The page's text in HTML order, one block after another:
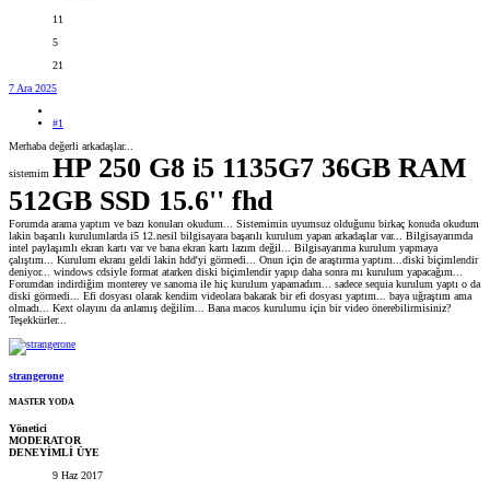
11
5
21
7 Ara 2025
#1
Merhaba değerli arkadaşlar...
sistemim HP 250 G8 i5 1135G7 36GB RAM
512GB SSD 15.6'' fhd
Forumda arama yaptım ve bazı konuları okudum... Sistemimin uyumsuz olduğunu birkaç konuda okudum
lakin başarılı kurulumlarda i5 12.nesil bilgisayara başarılı kurulum yapan arkadaşlar var... Bilgisayarımda
intel paylaşımlı ekran kartı var ve bana ekran kartı lazım değil... Bilgisayarıma kurulum yapmaya
çalıştım... Kurulum ekranı geldi lakin hdd'yi görmedi... Onun için de araştırma yaptım...diski biçimlendir
deniyor... windows cdsiyle format atarken diski biçimlendir yapıp daha sonra mı kurulum yapacağım...
Forumdan indirdiğim monterey ve sanoma ile hiç kurulum yapamadım... sadece sequia kurulum yaptı o da
diski görmedi... Efi dosyası olarak kendim videolara bakarak bir efi dosyası yaptım... baya uğraştım ama
olmadı... Kext olayını da anlamış değilim... Bana macos kurulumu için bir video önerebilirmisiniz?
Teşekkürler...
strangerone
MASTER YODA
Yönetici
MODERATOR
DENEYİMLİ ÜYE
9 Haz 2017